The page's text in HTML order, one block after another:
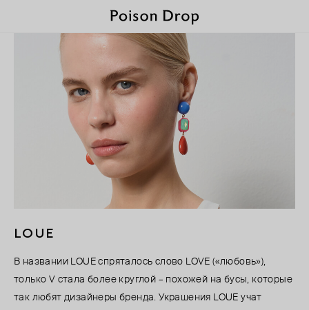
LOUE
В названии LOUE спряталось слово LOVE («любовь»),
только V стала более круглой – похожей на бусы, которые
так любят дизайнеры бренда. Украшения LOUE учат